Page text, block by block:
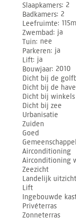
Slaapkamers 2
Badkamers 2
Leefruimte
Zwembad ja
Tuin nee
Parkeren ja
Lift ja
Bouwjaar 2010
Dicht bij de
Dicht bij de
Dicht bij winkels
Dicht bij zee
Urbanisatie
Zuiden
Goed
Airconditioning
Airconditioning
Zeezicht
Landelijk uitzicht
Lift
Ingebouwde
Privéterras
Zonneterras